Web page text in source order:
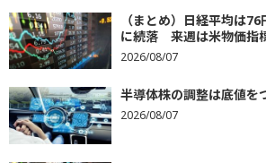
（まとめ）日経平均は
に続落 来週は米物価指
2026/08/07
半導体株の調整は底値を
2026/08/07